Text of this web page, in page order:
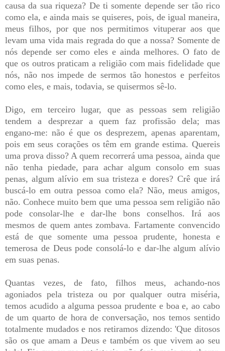
causa da sua riqueza? De ti somente depende ser tão rico
como ela, e ainda mais se quiseres, pois, de igual maneira,
meus filhos, por que nos permitimos vituperar aos que
levam uma vida mais regrada do que a nossa? Somente de
nós depende ser como eles e ainda melhores. O fato de
que os outros praticam a religião com mais fidelidade que
nós, não nos impede de sermos tão honestos e perfeitos
como eles, e mais, todavia, se quisermos sê-lo.
Digo, em terceiro lugar, que as pessoas sem religião
tendem a desprezar a quem faz profissão dela; mas
engano-me: não é que os desprezem, apenas aparentam,
pois em seus corações os têm em grande estima. Quereis
uma prova disso? A quem recorrerá uma pessoa, ainda que
não tenha piedade, para achar algum consolo em suas
penas, algum alívio em sua tristeza e dores? Crê que irá
buscá-lo em outra pessoa como ela? Não, meus amigos,
não. Conhece muito bem que uma pessoa sem religião não
pode consolar-lhe e dar-lhe bons conselhos. Irá aos
mesmos de quem antes zombava. Fartamente convencido
está de que somente uma pessoa prudente, honesta e
temerosa de Deus pode consolá-lo e dar-lhe algum alívio
em suas penas.
Quantas vezes, de fato, filhos meus, achando-nos
agoniados pela tristeza ou por qualquer outra miséria,
temos acudido a alguma pessoa prudente e boa e, ao cabo
de um quarto de hora de conversação, nos temos sentido
totalmente mudados e nos retiramos dizendo: 'Que ditosos
são os que amam a Deus e também os que vivem ao seu